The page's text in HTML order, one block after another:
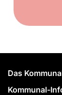
Das
Kommunal-